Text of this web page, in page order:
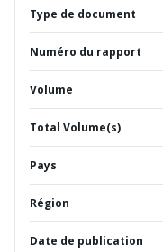
Type de document
Numéro du rapport
Volume
Total Volume(s)
Pays
Région
Date de publication